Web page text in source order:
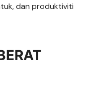
dan produktiviti